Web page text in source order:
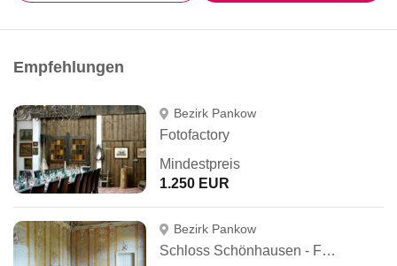
Empfehlungen
Bezirk Pankow
Fotofactory
Mindestpreis
1.250 EUR
Bezirk Pankow
Schloss Schönhausen - Festsaal